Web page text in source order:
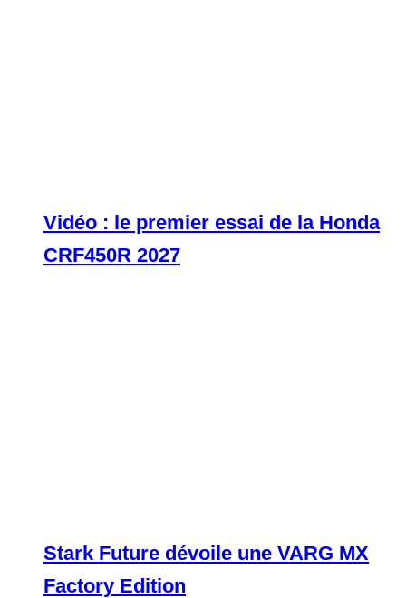
Vidéo : le premier essai de la Honda
CRF450R 2027
Stark Future dévoile une VARG MX
Factory Edition